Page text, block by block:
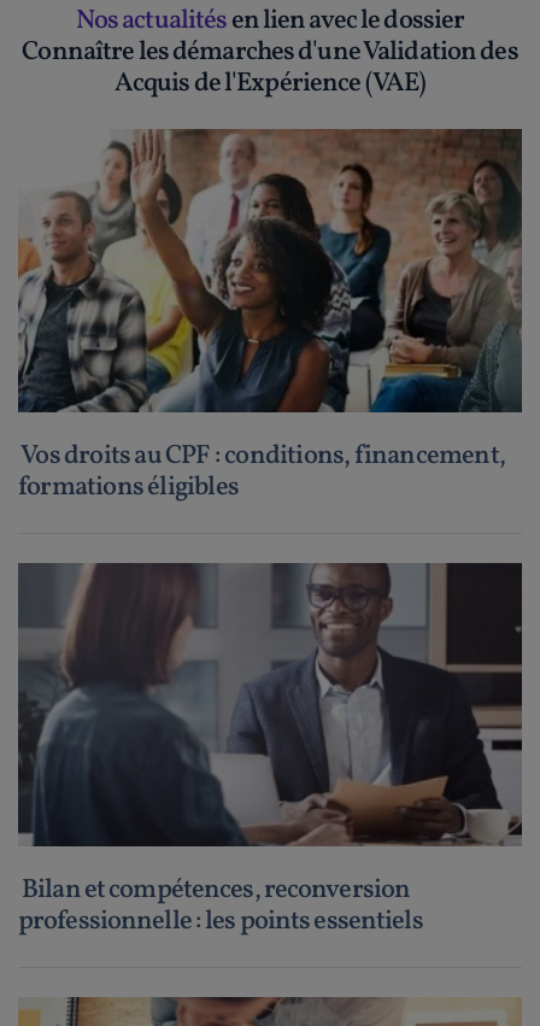
Nos actualitésen lien avec le dossier
Connaître les démarches d'une Validation des
Acquis de l'Expérience (VAE)
Vos droits au CPF : conditions, financement,
formations éligibles
Bilan et compétences, reconversion
professionnelle : les points essentiels